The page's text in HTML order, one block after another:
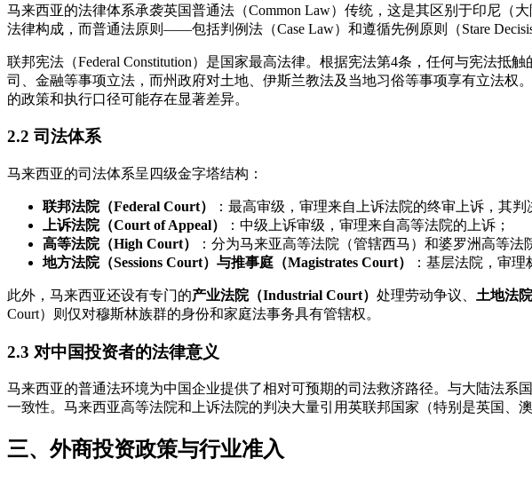
马来西亚的法律体系承袭英国普通法（Common Law）传统，这是其区别于印尼
法律构成，而普通法原则——包括判例法（Case Law）和遵循先例原则（Stare
联邦宪法（Federal Constitution）是国家最高法律。根据宪法第4条，任何与宪法
司、金融等事项立法，而州政府对土地、伊斯兰教法及当地习俗等事项享有立法
的政策和执行口径可能存在显著差异。
2.2 司法体系
马来西亚的司法体系呈四级金字塔结构：
联邦法院（Federal Court）
：最高审级，审理来自上诉法院的终审上诉，其判
上诉法院（Court of Appeal）
：中级上诉审级，审理来自高等法院的上诉；
高等法院（High Court）
：分为马来亚高等法院（管辖西马）和婆罗洲高等
地方法院（Sessions Court）与推事庭（Magistrates Court）
：基层法院，审
此外，马来西亚还设有专门的产业法院（Industrial Court） 处理劳动争议、 土地法
Court）则仅对穆斯林族群的身份和家庭法事务具有管辖权。
2.3 对中国投资者的法律意义
马来西亚的普通法环境为中国企业提供了相对可预期的司法救济路径。与大陆法
一致性。马来西亚高等法院和上诉法院的判决大量引用英联邦国家（特别是英国、
三、外商投资政策与行业准入